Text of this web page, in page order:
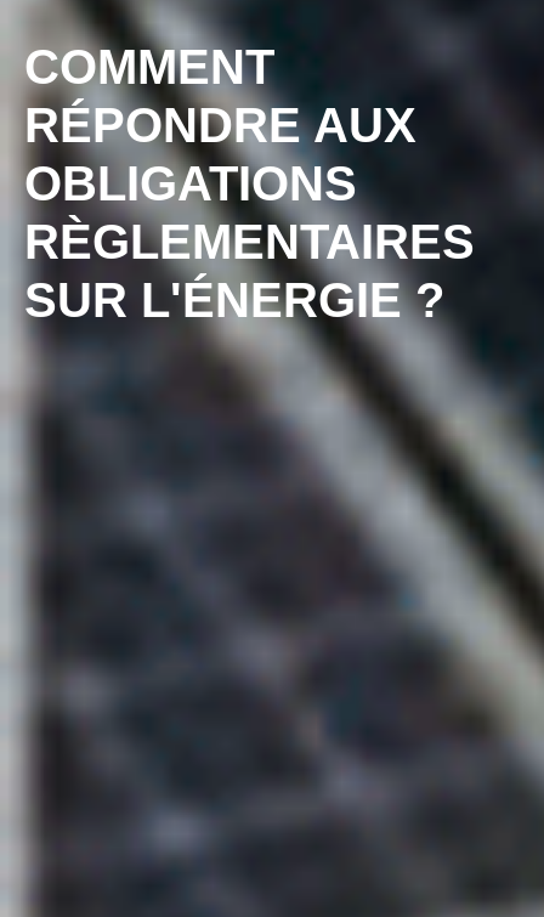
COMMENT
RÉPONDRE AUX
OBLIGATIONS
RÈGLEMENTAIRES
SUR L'ÉNERGIE ?